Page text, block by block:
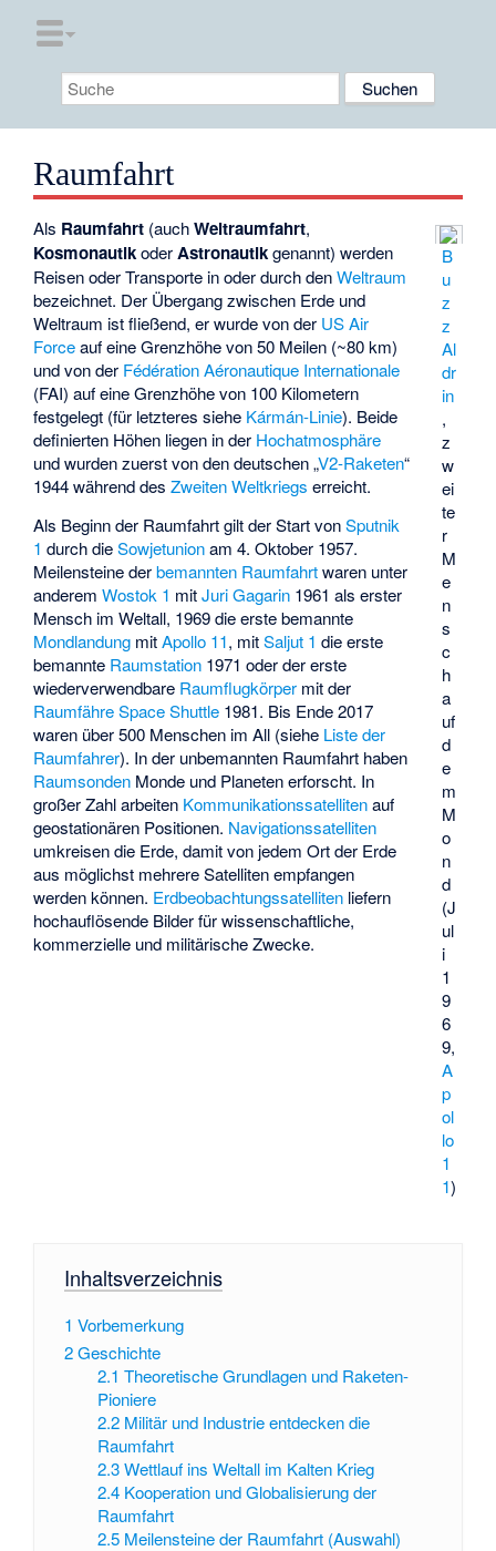
Raumfahrt
B
u
z
z
Al
dr
in
,
z
w
ei
te
r
M
e
n
s
c
h
a
uf
d
e
m
M
o
n
d
(J
ul
i
1
9
6
9,
A
p
ol
lo
1
1)
Als Raumfahrt (auchWeltraumfahrt,
KosmonautikoderAstronautikgenannt) werden
Reisen oder Transporte in oder durch denWeltraum
bezeichnet. Der Übergang zwischen Erde und
Weltraum ist fließend, er wurde von der US Air
Forceauf eine Grenzhöhe von 50 Meilen (~80 km)
und von der Fédération Aéronautique Internationale
(FAI) auf eine Grenzhöhe von 100 Kilometern
festgelegt (für letzteres siehe Kármán-Linie). Beide
definierten Höhen liegen in der Hochatmosphäre
und wurden zuerst von den deutschen „V2-Raketen“
1944 während desZweiten Weltkriegs erreicht.
Als Beginn der Raumfahrt gilt der Start vonSputnik
1 durch dieSowjetunionam 4. Oktober 1957.
Meilensteine derbemannten Raumfahrtwaren unter
anderemWostok 1 mitJuri Gagarin 1961 als erster
Mensch im Weltall, 1969 die erste bemannte
Mondlandung mitApollo 11, mitSaljut 1 die erste
bemannte Raumstation 1971 oder der erste
wiederverwendbare Raumflugkörper mit der
Raumfähre Space Shuttle 1981. Bis Ende 2017
waren über 500 Menschen im All (siehe Liste der
Raumfahrer). In der unbemannten Raumfahrt haben
Raumsonden Monde und Planeten erforscht. In
großer Zahl arbeiten Kommunikationssatellitenauf
geostationären Positionen. Navigationssatelliten
umkreisen die Erde, damit von jedem Ort der Erde
aus möglichst mehrere Satelliten empfangen
werden können. Erdbeobachtungssatelliten liefern
hochauflösende Bilder für wissenschaftliche,
kommerzielle und militärische Zwecke.
Inhaltsverzeichnis
1 Vorbemerkung
2Geschichte
2.1 Theoretische Grundlagen und Raketen-
Pioniere
2.2 Militär und Industrie entdecken die
Raumfahrt
2.3 Wettlauf ins Weltall im Kalten Krieg
2.4 Kooperation und Globalisierung der
Raumfahrt
2.5 Meilensteine der Raumfahrt (Auswahl)